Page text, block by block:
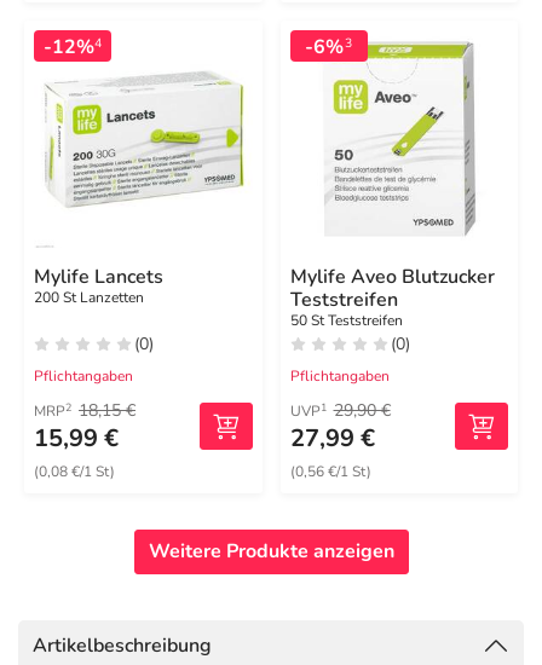
-12%4
Mylife Lancets
200 St Lanzetten
(0)
Pflichtangaben
MRP2 18,15 €
15,99 €
(0,08 €/1 St)
-6%3
Mylife Aveo Blutzucker
Teststreifen
50 St Teststreifen
(0)
Pflichtangaben
UVP1 29,90 €
27,99 €
(0,56 €/1 St)
Weitere Produkte anzeigen
Artikelbeschreibung